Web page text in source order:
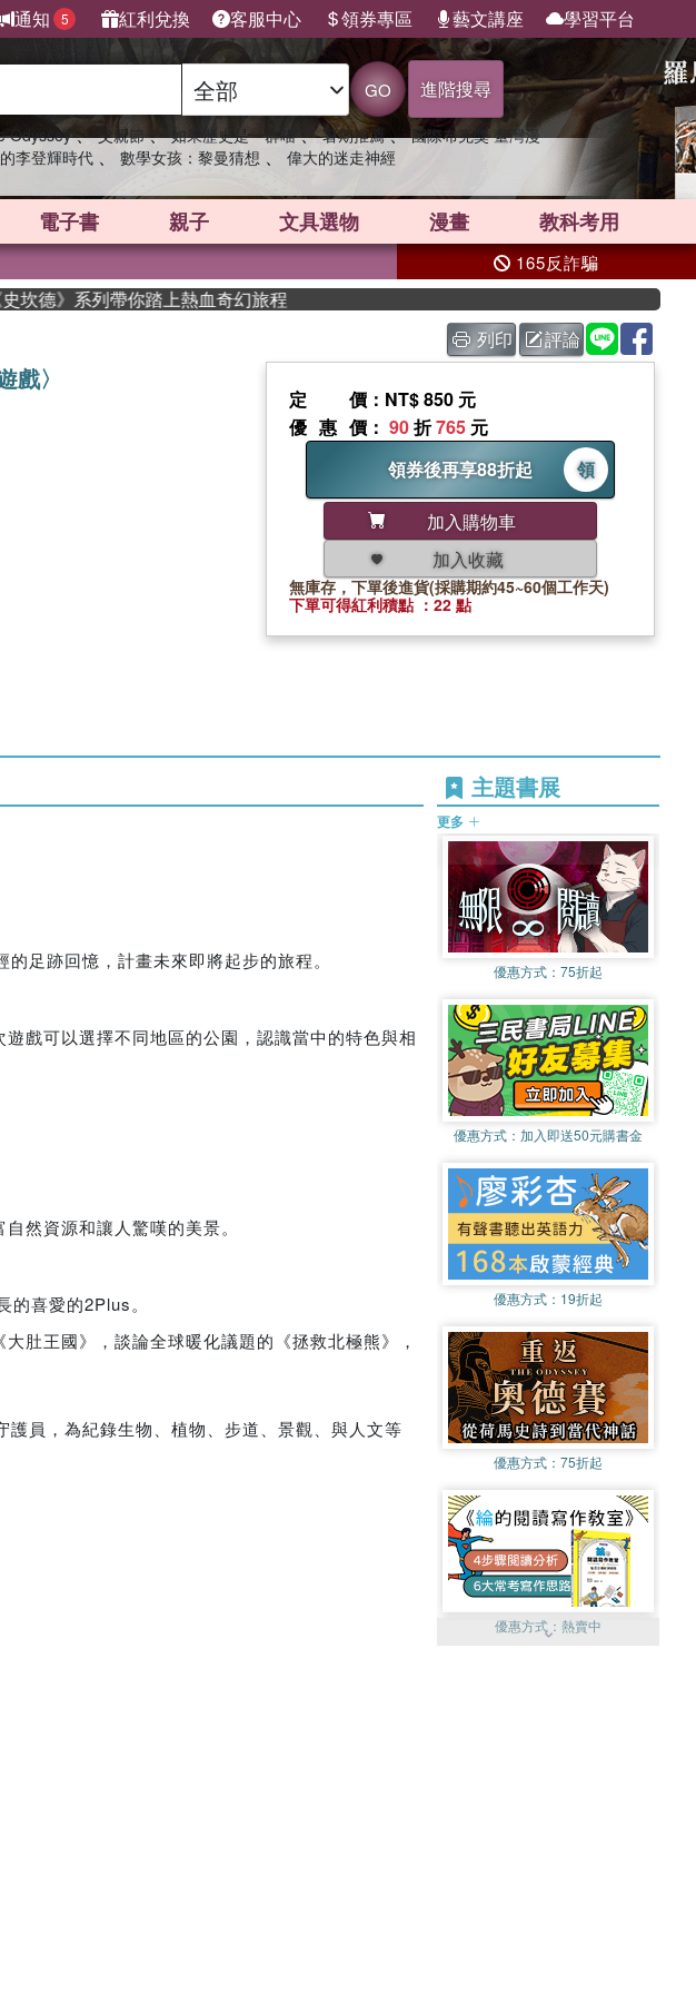
通知 5 紅利兌換 客服中心 領券專區 藝文講座 學習平台
GO 進階搜尋
Odyssey 、 父親節 、 如果歷史是一群喵 、 暑期推薦 、 國際布克獎 臺灣漫
李登輝時代 、 數學女孩：黎曼猜想 、 偉大的迷走神經
電子書 親子 文具選物 漫畫 教科考用
165反詐騙
你踏上熱血奇幻旅程
列印 評論
戲〉
定價 ：NT$ 850 元
優惠價 ： 90折765 元
領券後再享88折起
領
加入購物車
加入收藏
無庫存，下單後進貨(採購期約45~60個工作天)
下單可得紅利積點 ：22 點
足跡回憶，計畫未來即將起步的旅程。
戲可以選擇不同地區的公園，認識當中的特色與相
然資源和讓人驚嘆的美景。
喜愛的2Plus。
肚王國》，談論全球暖化議題的《拯救北極熊》，
員，為紀錄生物、植物、步道、景觀、與人文等
主題書展
更多
優惠方式： 75折起
優惠方式： 加入即送50元購書金
優惠方式： 19折起
優惠方式： 75折起
優惠方式： 熱賣中